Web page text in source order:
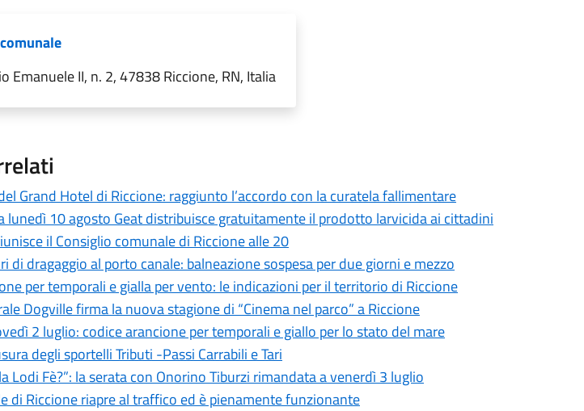
Emanuele II, n. 2, 47838 Riccione, RN, Italia
Grand Hotel di Riccione: raggiunto l’accordo con la curatela fallimentare
lunedì 10 agosto Geat distribuisce gratuitamente il prodotto larvicida ai cittadini
il Consiglio comunale di Riccione alle 20
di dragaggio al porto canale: balneazione sospesa per due giorni e mezzo
per temporali e gialla per vento: le indicazioni per il territorio di Riccione
Dogville firma la nuova stagione di “Cinema nel parco” a Riccione
2 luglio: codice arancione per temporali e giallo per lo stato del mare
degli sportelli Tributi -Passi Carrabili e Tari
Lodi Fè?”: la serata con Onorino Tiburzi rimandata a venerdì 3 luglio
di Riccione riapre al traffico ed è pienamente funzionante